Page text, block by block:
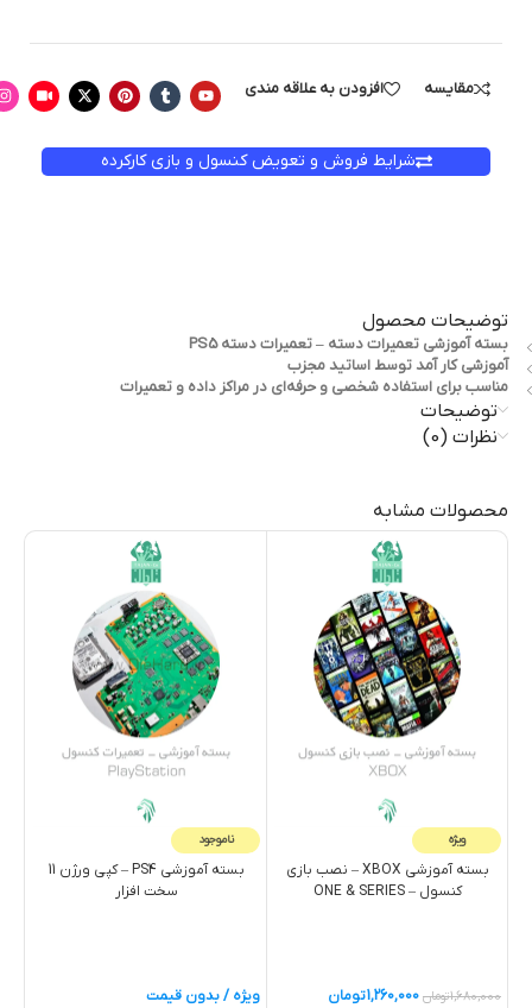
مقایسه افزودن به علاقه مندی
شرایط فروش و تعویض کنسول و بازی کارکرده
توضیحات محصول
بسته آموزشي تعمیرات دسته – تعمیرات دسته PS5
آموزشی کار آمد توسط اساتید مجزب
مناسب برای استفاده شخصی و حرفه‌ای در مراکز داده و تعمیرات
توضیحات
نظرات (0)
محصولات مشابه
ویژه
بسته آموزشی XBOX – نصب بازی
کنسول – ONE & SERIES
1,680,000تومان 1,260,000تومان
ناموجود
بسته آموزشي PS4 – کپي ورژن 11
سخت افزار
ویژه / بدون قیمت